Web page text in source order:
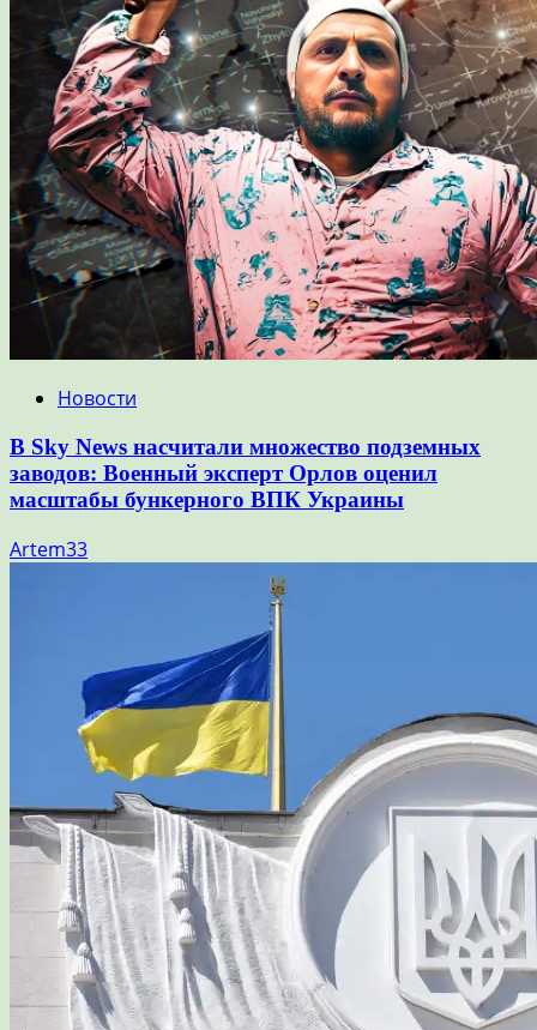
Новости
В Sky News насчитали множество подземных
заводов: Военный эксперт Орлов оценил
масштабы бункерного ВПК Украины
Artem33